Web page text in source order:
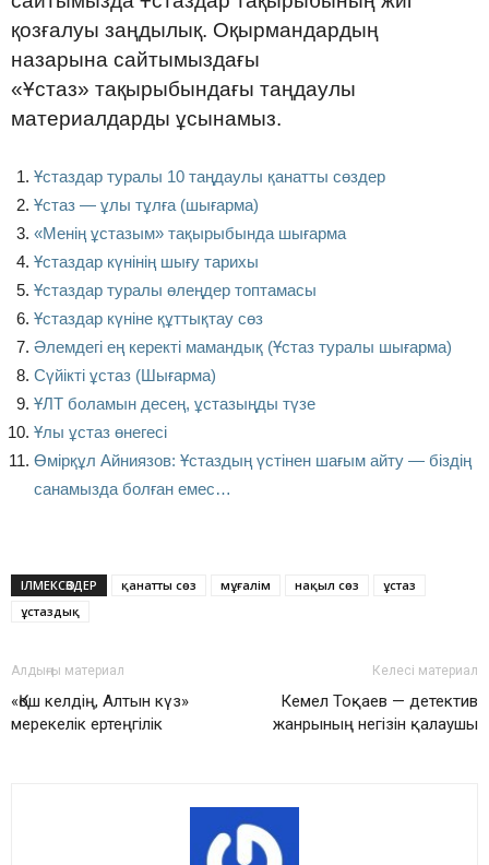
қозғалуы заңдылық. Оқырмандардың
назарына сайтымыздағы
«Ұстаз» тақырыбындағы таңдаулы
материалдарды ұсынамыз.
Ұстаздар туралы 10 таңдаулы қанатты сөздер
Ұстаз — ұлы тұлға (шығарма)
«Менің ұстазым» тақырыбында шығарма
Ұстаздар күнінің шығу тарихы
Ұстаздар туралы өлеңдер топтамасы
Ұстаздар күніне құттықтау сөз
Әлемдегі ең керекті мамандық (Ұстаз туралы шығарма)
Сүйікті ұстаз (Шығарма)
ҰЛТ боламын десең, ұстазыңды түзе
Ұлы ұстаз өнегесі
Өмірқұл Айниязов: Ұстаздың үстінен шағым айту — біздің
санамызда болған емес…
ІЛМЕКСӨЗДЕР қанатты сөз мұғалім нақыл сөз
ұстаз
ұстаздық
Алдыңғы материал
«Қош келдің, Алтын күз»
мерекелік ертеңгілік
Келесі материал
Кемел Тоқаев — детектив
жанрының негізін қалаушы